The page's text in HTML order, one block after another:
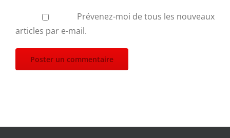
Prévenez-moi de tous les nouveaux
articles par e-mail.